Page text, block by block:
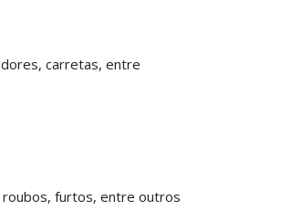
carretas, entre
roubos, furtos, entre outros